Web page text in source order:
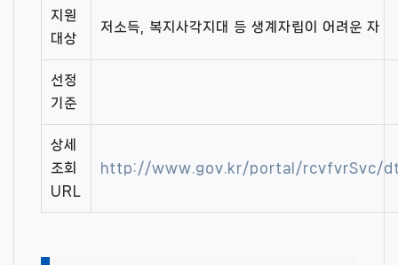
지원
대상
저소득, 복지사각지대 등 생계자립이 어려운 자
선정
기준
상세
조회
URL
http://www.gov.kr/portal/rcvfvrSvc/